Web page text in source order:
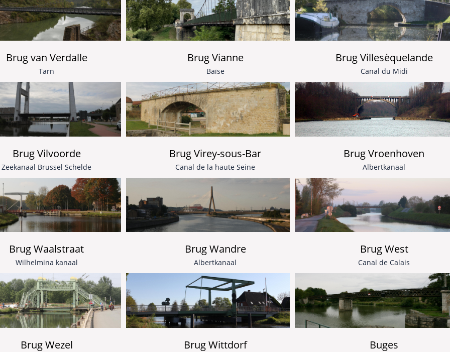
Brug van Verdalle
Tarn
Brug Vianne
Baïse
Brug Villesèquelande
Canal du Midi
Brug Vilvoorde
Zeekanaal Brussel Schelde
Brug Virey-sous-Bar
Canal de la haute Seine
Brug Vroenhoven
Albertkanaal
Brug Waalstraat
Wilhelmina kanaal
Brug Wandre
Albertkanaal
Brug West
Canal de Calais
Brug Wezel Brug Wittdorf Buges